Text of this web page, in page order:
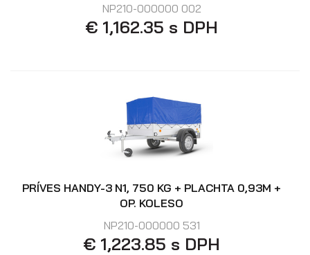
NP210-000000 002
€ 1,162.35 s DPH
PRÍVES HANDY-3 N1, 750 KG + PLACHTA 0,93M +
OP. KOLESO
NP210-000000 531
€ 1,223.85 s DPH